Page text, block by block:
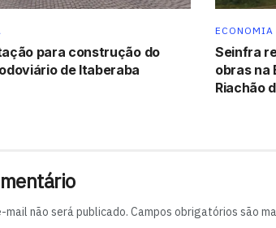
para construção do
de Itaberaba
Seinfra
obras na
Riachão
mail não será publicado. Campos obrigatórios são